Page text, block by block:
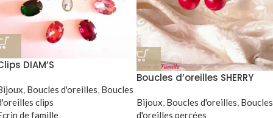
DIAM’S
, Boucles d'oreilles, Boucles
clips
de famille
Boucles d’oreilles SHERRY
Bijoux, Boucles d'oreilles, Boucles
d'oreilles perçées